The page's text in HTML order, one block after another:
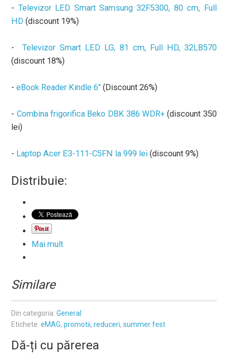
- Televizor LED Smart Samsung 32F5300, 80 cm, Full
HD (discount 19%)
-Televizor Smart LED LG, 81 cm, Full HD, 32LB570
(discount 18%)
-eBook Reader Kindle 6" (Discount 26%)
- Combina frigorifica Beko DBK 386 WDR+ (discount 350
lei)
- Laptop Acer E3-111-C5FN la 999 lei(discount 9%)
Distribuie:
Mai mult
Similare
Din categoria:General
Etichete:eMAG,promotii,reduceri,summer fest
Dă-ți cu părerea